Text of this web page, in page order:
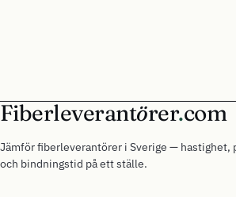
Fiberleverantörer.com
Jämför fiberleverantörer i Sverige — hastighet,
och bindningstid på ett ställe.